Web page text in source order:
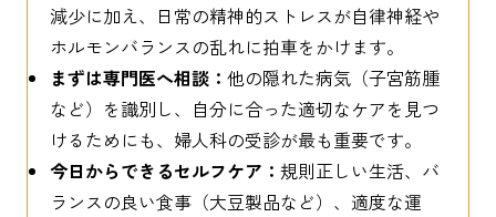
減少に加え、日常の精神的ストレスが自律神経や
ホルモンバランスの乱れに拍車をかけます。
まずは専門医へ相談： 他の隠れた病気（子宮筋腫
など）を識別し、自分に合った適切なケアを見つ
けるためにも、婦人科の受診が最も重要です。
今日からできるセルフケア： 規則正しい生活、バ
ランスの良い食事（大豆製品など）、適度な運